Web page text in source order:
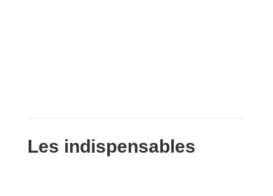
Les indispensables